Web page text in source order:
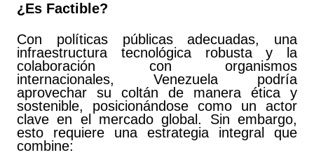
¿Es Factible?
Con políticas públicas adecuadas, una
infraestructura tecnológica robusta y la
colaboración con organismos
internacionales, Venezuela podría
aprovechar su coltán de manera ética y
sostenible, posicionándose como un actor
clave en el mercado global. Sin embargo,
esto requiere una estrategia integral que
combine: